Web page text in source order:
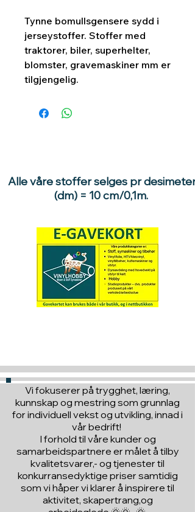
Tynne bomullsgensere sydd i
jerseystoffer. Stoffer med
traktorer, biler, superhelter,
blomster, gravemaskiner mm er
tilgjengelig.
Alle våre stoffer selges pr desimeter
(dm) = 10 cm/0,1m.
Vi fokuserer på trygghet, læring,
kunnskap og mestring som grunnlag
for individuell vekst og utvikling, innad i
vår bedrift!
I forhold til våre kunder og
samarbeidspartnere er målet å tilby
kvalitetsvarer,- og tjenester til
konkurransedyktige priser samtidig
som vi håper vi klarer å inspirere til
aktivitet, skapertrang,og